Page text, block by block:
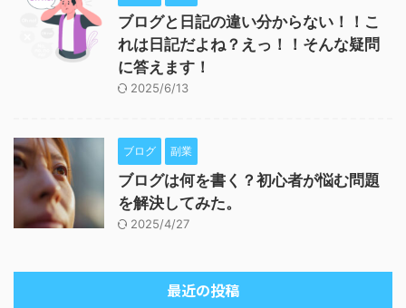
ブログと日記の違い分からない！！こ
れは日記だよね？えっ！！そんな疑問
に答えます！
2025/6/13
ブログ 副業
ブログは何を書く？初心者が悩む問題
を解決してみた。
2025/4/27
最近の投稿